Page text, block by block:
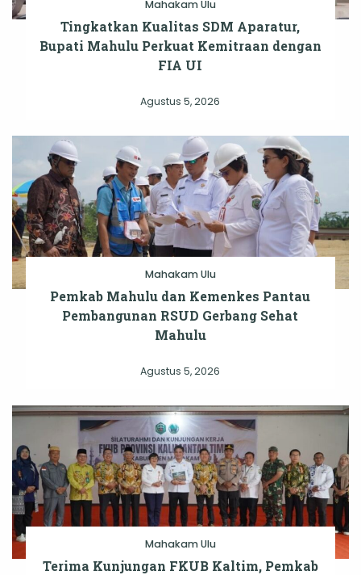
Mahakam Ulu
Tingkatkan Kualitas SDM Aparatur,
Bupati Mahulu Perkuat Kemitraan dengan
FIA UI
Agustus 5, 2026
Mahakam Ulu
Pemkab Mahulu dan Kemenkes Pantau
Pembangunan RSUD Gerbang Sehat
Mahulu
Agustus 5, 2026
Mahakam Ulu
Terima Kunjungan FKUB Kaltim, Pemkab